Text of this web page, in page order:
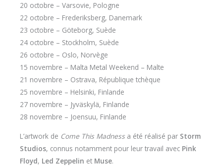
20 octobre – Varsovie, Pologne
22 octobre – Frederiksberg, Danemark
23 octobre – Göteborg, Suède
24 octobre – Stockholm, Suède
26 octobre – Oslo, Norvège
15 novembre – Malta Metal Weekend – Malte
21 novembre – Ostrava, République tchèque
25 novembre – Helsinki, Finlande
27 novembre – Jyväskylä, Finlande
28 novembre – Joensuu, Finlande
L’artwork de Come This Madnessa été réalisé par Storm
Studios, connus notamment pour leur travail avec Pink
Floyd, Led Zeppelin et Muse.